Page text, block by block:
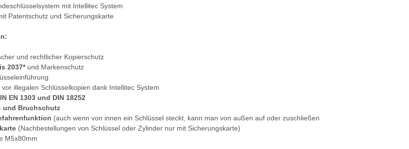
mit Intellitec System
Patentschutz und Sicherungskarte
und rechtlicher Kopierschutz
2037* und Markenschutz
vor illegalen Schlüsselkopien dank Intellitec System
EN 1303 und DIN 18252
und Bruchschutz
(auch wenn von innen ein Schlüssel steckt, kann man von außen auf oder zuschließen
(Nachbestellungen von Schlüssel oder Zylinder nur mit Sicherungskarte)
M5x80mm